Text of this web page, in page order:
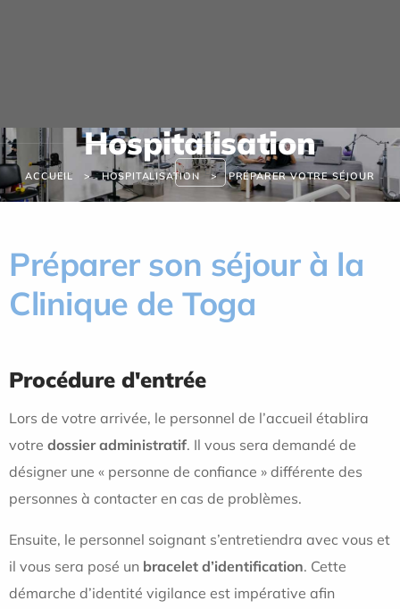
Hospitalisation
ACCUEIL HOSPITALISATION PRÉPARER VOTRE SÉJOUR
Préparer son séjour à la
Clinique de Toga
Procédure d'entrée
Lors de votre arrivée, le personnel de l’accueil établira
votre dossier administratif. Il vous sera demandé de
désigner une « personne de confiance » différente des
personnes à contacter en cas de problèmes.
Ensuite, le personnel soignant s’entretiendra avec vous et
il vous sera posé un bracelet d’identification. Cette
démarche d’identité vigilance est impérative afin
FR EN